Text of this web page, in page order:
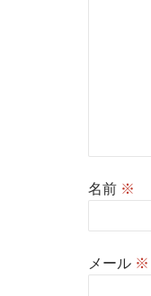
名前 ※
メール ※